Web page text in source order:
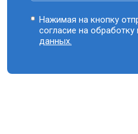
Нажимая на кнопку
согласие на
данных.